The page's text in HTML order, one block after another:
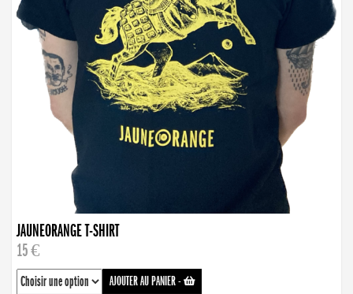
JAUNEORANGE T-SHIRT
15 €
AJOUTER AU PANIER-